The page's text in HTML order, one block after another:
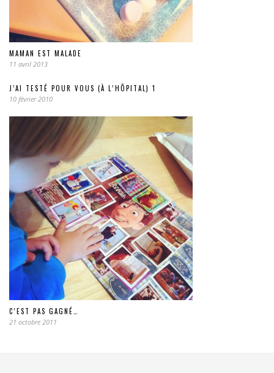
MAMAN EST MALADE
11 avril 2013
J’AI TESTÉ POUR VOUS (À L’HÔPITAL) 1
10 février 2010
C’EST PAS GAGNÉ…
21 octobre 2011